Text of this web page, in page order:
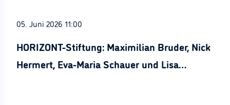
05. Juni 2026 11:00
HORIZONT-Stiftung: Maximilian Bruder, Nick
Hermert, Eva-Maria Schauer und Lisa